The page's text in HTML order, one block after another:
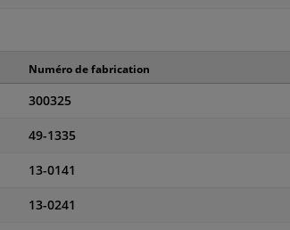
Numéro de fabrication
300325
49-1335
13-0141
13-0241